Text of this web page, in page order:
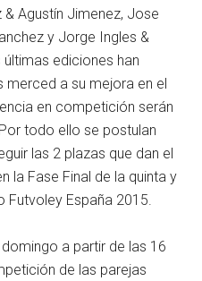
Agustín Jimenez, Jose
y Jorge Ingles &
ediciones han
a su mejora en el
en competición serán
todo ello se postulan
las 2 plazas que dan el
la Fase Final de la quinta y
Futvoley España 2015.
a partir de las 16
de las parejas